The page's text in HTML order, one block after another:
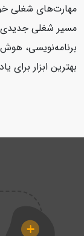
مهارت‌های شغلی خود
مسیر شغلی جدیدی
برنامه‌نویسی، هوش
بهترین ابزار برای